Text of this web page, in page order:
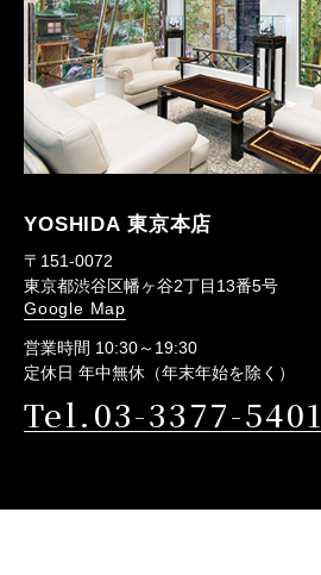
YOSHIDA 東京本店
〒151-0072
東京都渋谷区幡ヶ谷2丁目13番5号
Google Map
営業時間 10:30～19:30
定休日 年中無休（年末年始を除く）
Tel.03-3377-5401